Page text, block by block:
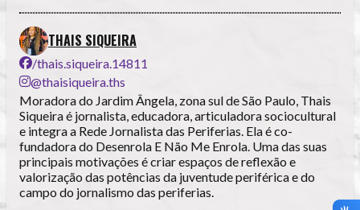
THAIS SIQUEIRA
/thais.siqueira.14811
@thaisiqueira.ths
Moradora do Jardim Ângela, zona sul de São Paulo, Thais
Siqueira é jornalista, educadora, articuladora sociocultural
e integra a Rede Jornalista das Periferias. Ela é co-
fundadora do Desenrola E Não Me Enrola. Uma das suas
principais motivações é criar espaços de reflexão e
valorização das potências da juventude periférica e do
campo do jornalismo das periferias.